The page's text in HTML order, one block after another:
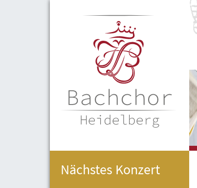
Nächstes Konzert